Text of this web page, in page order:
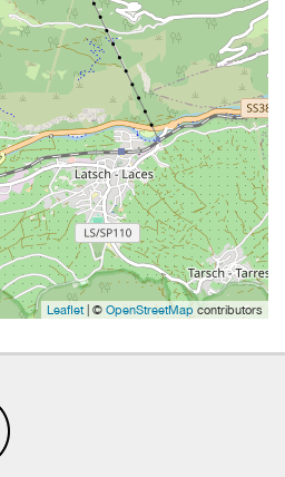
Leaflet| © OpenStreetMap contributors